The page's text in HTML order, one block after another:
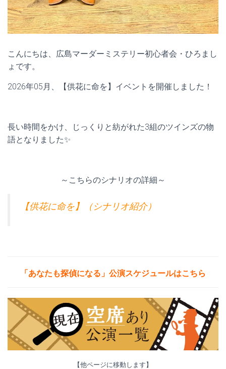
こんにちは、広島マーダーミステリー初心者会・ひろまし
ょです。
2026年05月、【供花に命を】イベントを開催しました！
長い時間をかけ、じっくりと紡がれた3組のツインズの物
語となりました✨
～こちらのシナリオの詳細～
【供花に命を】（シナリオ紹介）
「あなたも探偵になる」公演スケジュールはこちら
【他ページに移動します】